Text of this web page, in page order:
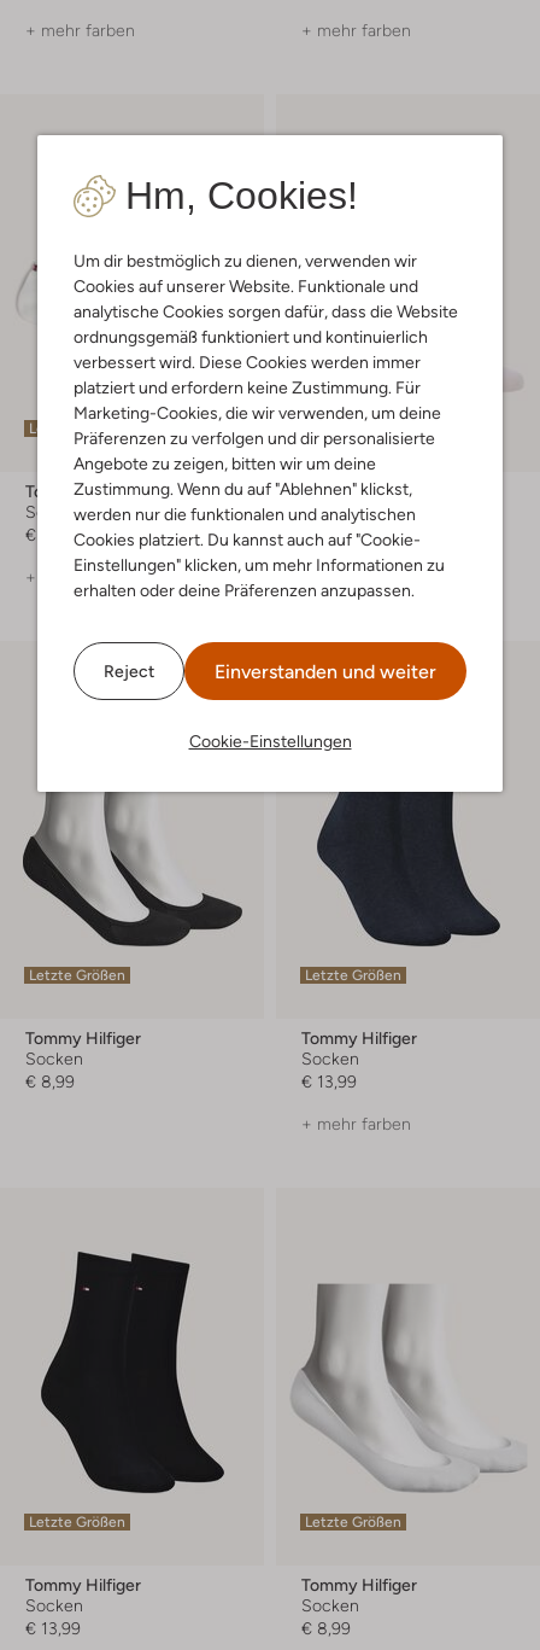
Hm, Cookies!
Um dir bestmöglich zu dienen, verwenden wir
Cookies auf unserer Website. Funktionale und
analytische Cookies sorgen dafür, dass die Website
ordnungsgemäß funktioniert und kontinuierlich
verbessert wird. Diese Cookies werden immer
platziert und erfordern keine Zustimmung. Für
Marketing-Cookies, die wir verwenden, um deine
Präferenzen zu verfolgen und dir personalisierte
Angebote zu zeigen, bitten wir um deine
Zustimmung. Wenn du auf "Ablehnen" klickst,
werden nur die funktionalen und analytischen
Cookies platziert. Du kannst auch auf "Cookie-
Einstellungen" klicken, um mehr Informationen zu
erhalten oder deine Präferenzen anzupassen.
Reject Einverstanden und weiter
Cookie-Einstellungen
+ mehr farben + mehr farben
Letzte Größen
Tommy Hilfiger
Socken
€ 11,99
+ mehr farben
Letzte Größen
Tommy Hilfiger
Socken
€ 11,99
+ mehr farben
Letzte Größen
Tommy Hilfiger
Socken
€ 8,99
Letzte Größen
Tommy Hilfiger
Socken
€ 13,99
+ mehr farben
Letzte Größen
Tommy Hilfiger
Socken
€ 13,99
Letzte Größen
Tommy Hilfiger
Socken
€ 8,99